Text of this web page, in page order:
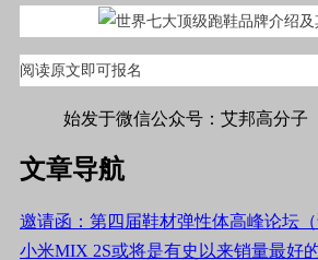
阅读原文即可报名
始发于微信公众号：艾邦高分子
文章导航
邀请函：第四届鞋材弹性体高峰论坛（
小米MIX 2S或将是有史以来销量最好